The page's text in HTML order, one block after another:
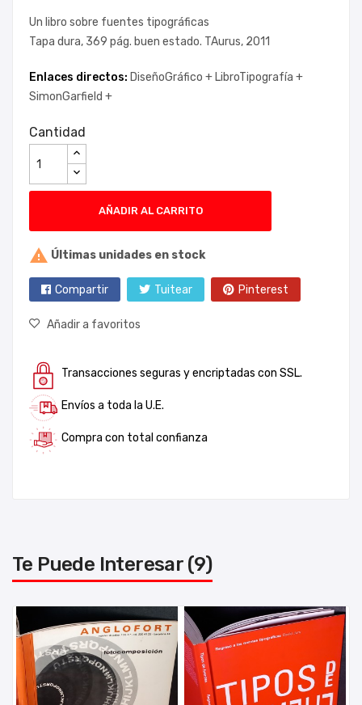
Un libro sobre fuentes tipográficas
Tapa dura, 369 pág. buen estado. TAurus, 2011
Enlaces directos: DiseñoGráfico + LibroTipografía +
SimonGarfield +
Cantidad
AÑADIR AL CARRITO
 Últimas unidades en stock
Compartir Tuitear Pinterest
Añadir a favoritos
Transacciones seguras y encriptadas con SSL.
Envíos a toda la U.E.
Compra con total confianza
Te Puede Interesar (9)